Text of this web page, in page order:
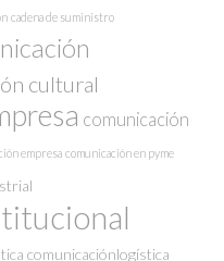
cadena de suministro
cultural
comunicación
empresa comunicación en pyme
comunicaciónlogística